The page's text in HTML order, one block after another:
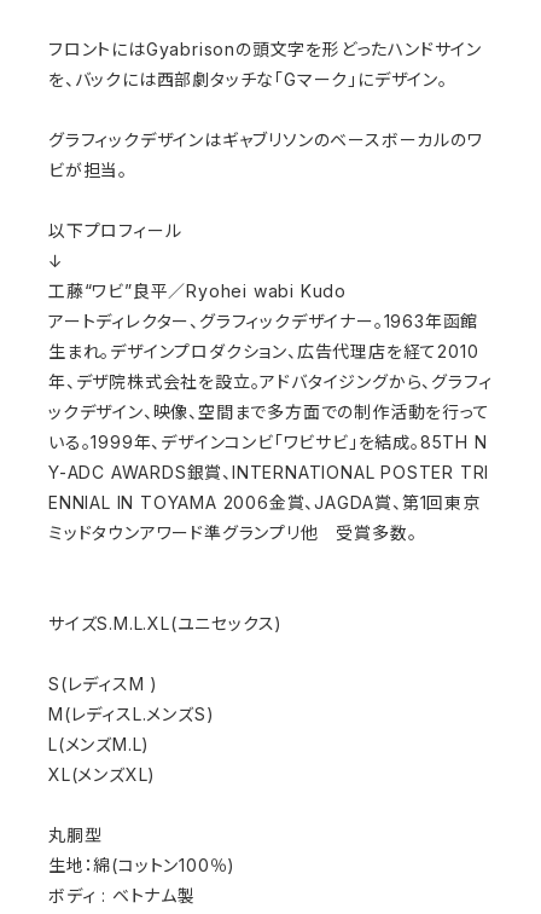
フロントにはGyabrisonの頭文字を形どったハンドサイン
を、バックには西部劇タッチな「Gマーク」にデザイン。
グラフィックデザインはギャブリソンのベースボーカルのワ
ビが担当。
以下プロフィール
↓
工藤“ワビ”良平／Ryohei wabi Kudo
アートディレクター、グラフィックデザイナー。1963年函館
生まれ。デザインプロダクション、広告代理店を経て2010
年、デザ院株式会社を設立。アドバタイジングから、グラフィ
ックデザイン、映像、空間まで多方面での制作活動を行って
いる。1999年、デザインコンビ「ワビサビ」を結成。85TH N
Y-ADC AWARDS銀賞、INTERNATIONAL POSTER TRI
ENNIAL IN TOYAMA 2006金賞、JAGDA賞、第1回東京
ミッドタウンアワード準グランプリ他 受賞多数。
サイズS.M.L.XL(ユニセックス)
S(レディスM )
M(レディスL.メンズS)
L(メンズM.L)
XL(メンズXL)
丸胴型
生地：綿(コットン100％)
ボディ : ベトナム製